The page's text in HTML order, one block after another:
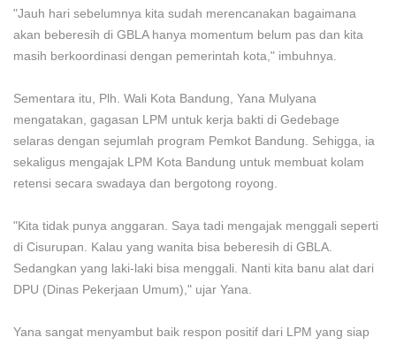
"Jauh hari sebelumnya kita sudah merencanakan bagaimana
akan beberesih di GBLA hanya momentum belum pas dan kita
masih berkoordinasi dengan pemerintah kota," imbuhnya.
Sementara itu, Plh. Wali Kota Bandung, Yana Mulyana
mengatakan, gagasan LPM untuk kerja bakti di Gedebage
selaras dengan sejumlah program Pemkot Bandung. Sehigga, ia
sekaligus mengajak LPM Kota Bandung untuk membuat kolam
retensi secara swadaya dan bergotong royong.
"Kita tidak punya anggaran. Saya tadi mengajak menggali seperti
di Cisurupan. Kalau yang wanita bisa beberesih di GBLA.
Sedangkan yang laki-laki bisa menggali. Nanti kita banu alat dari
DPU (Dinas Pekerjaan Umum)," ujar Yana.
Yana sangat menyambut baik respon positif dari LPM yang siap